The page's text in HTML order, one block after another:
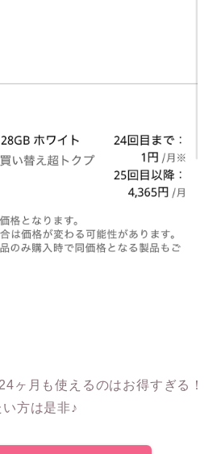
ヶ月も使えるのはお得すぎる！
方は是非♪